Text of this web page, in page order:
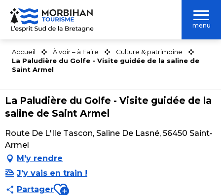
Aller
contenu
menu
Accueil À voir – à Faire
Culture & patrimoine
La Paludière du Golfe - Visite guidée de la saline de
Saint Armel
La Paludière du Golfe - Visite guidée de la
saline de Saint Armel
Route De L'Ile Tascon, Saline De Lasné, 56450 Saint-
Armel
M'y rendre
J'y vais en train !
PartagerAjouter aux favoris